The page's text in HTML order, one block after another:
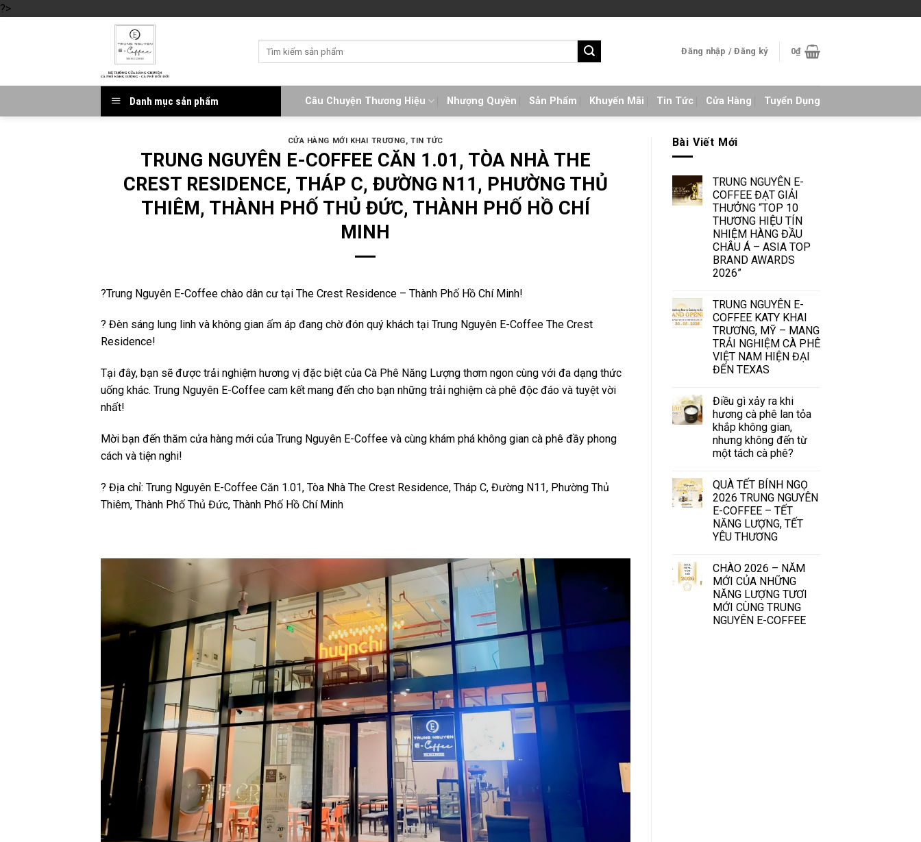
?>
Đăng nhập / Đăng ký 0₫
Danh mục sản phẩm Câu Chuyện Thương Hiệu Nhượng Quyền Sản Phẩm Khuyến Mãi Tin Tức Cửa Hàng Tuyển Dụng
CỬA HÀNG MỚI KHAI TRƯƠNG,TIN TỨC
TRUNG NGUYÊN E-COFFEE CĂN 1.01, TÒA NHÀ THE
CREST RESIDENCE, THÁP C, ĐƯỜNG N11, PHƯỜNG THỦ
THIÊM, THÀNH PHỐ THỦ ĐỨC, THÀNH PHỐ HỒ CHÍ
MINH
?Trung Nguyên E-Coffee chào dân cư tại The Crest Residence – Thành Phố Hồ Chí Minh!
? Đèn sáng lung linh và không gian ấm áp đang chờ đón quý khách tại Trung Nguyên E-Coffee The Crest
Residence!
Tại đây, bạn sẽ được trải nghiệm hương vị đặc biệt của Cà Phê Năng Lượng thơm ngon cùng với đa dạng thức
uống khác. Trung Nguyên E-Coffee cam kết mang đến cho bạn những trải nghiệm cà phê độc đáo và tuyệt vời
nhất!
Mời bạn đến thăm cửa hàng mới của Trung Nguyên E-Coffee và cùng khám phá không gian cà phê đầy phong
cách và tiện nghi!
? Địa chỉ: Trung Nguyên E-Coffee Căn 1.01, Tòa Nhà The Crest Residence, Tháp C, Đường N11, Phường Thủ
Thiêm, Thành Phố Thủ Đức, Thành Phố Hồ Chí Minh
Bài Viết Mới
TRUNG NGUYÊN E-
COFFEE ĐẠT GIẢI
THƯỞNG “TOP 10
THƯƠNG HIỆU TÍN
NHIỆM HÀNG ĐẦU
CHÂU Á – ASIA TOP
BRAND AWARDS
2026”
TRUNG NGUYÊN E-
COFFEE KATY KHAI
TRƯƠNG, MỸ – MANG
TRẢI NGHIỆM CÀ PHÊ
VIỆT NAM HIỆN ĐẠI
ĐẾN TEXAS
Điều gì xảy ra khi
hương cà phê lan tỏa
khắp không gian,
nhưng không đến từ
một tách cà phê?
QUÀ TẾT BÍNH NGỌ
2026 TRUNG NGUYÊN
E-COFFEE – TẾT
NĂNG LƯỢNG, TẾT
YÊU THƯƠNG
CHÀO 2026 – NĂM
MỚI CỦA NHỮNG
NĂNG LƯỢNG TƯƠI
MỚI CÙNG TRUNG
NGUYÊN E-COFFEE